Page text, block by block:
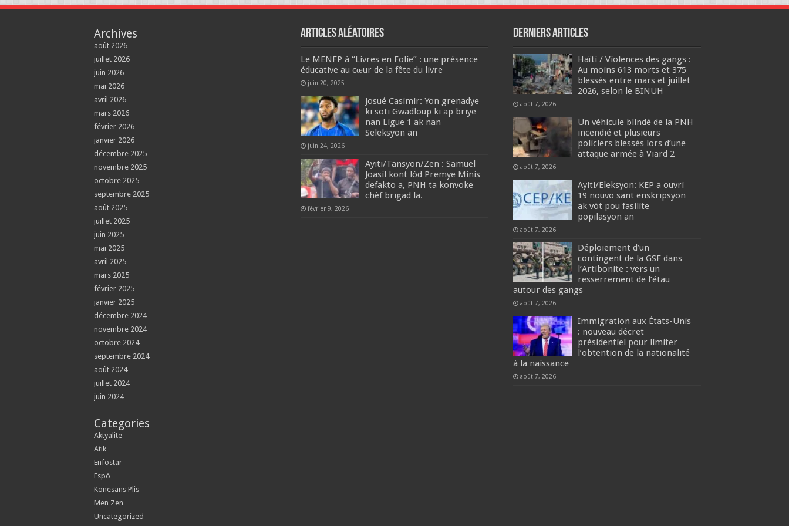
Archives
août 2026
juillet 2026
juin 2026
mai 2026
avril 2026
mars 2026
février 2026
janvier 2026
décembre 2025
novembre 2025
octobre 2025
septembre 2025
août 2025
juillet 2025
juin 2025
mai 2025
avril 2025
mars 2025
février 2025
janvier 2025
décembre 2024
novembre 2024
octobre 2024
septembre 2024
août 2024
juillet 2024
juin 2024
Categories
Aktyalite
Atik
Enfostar
Espò
Konesans Plis
Men Zen
Uncategorized
Articles aléatoires
Le MENFP à “Livres en Folie” : une présence
éducative au cœur de la fête du livre
juin 20, 2025
Josué Casimir: Yon grenadye
ki soti Gwadloup ki ap briye
nan Ligue 1 ak nan
Seleksyon an
juin 24, 2026
Ayiti/Tansyon/Zen : Samuel
Joasil kont lòd Premye Minis
defakto a, PNH ta konvoke
chèf brigad la.
février 9, 2026
Derniers articles
Haïti / Violences des gangs :
Au moins 613 morts et 375
blessés entre mars et juillet
2026, selon le BINUH
août 7, 2026
Un véhicule blindé de la PNH
incendié et plusieurs
policiers blessés lors d’une
attaque armée à Viard 2
août 7, 2026
‎Ayiti/Eleksyon: KEP a ouvri
19 nouvo sant enskripsyon
ak vòt pou fasilite
popilasyon an
août 7, 2026
Déploiement d’un
contingent de la GSF dans
l’Artibonite : vers un
resserrement de l’étau
autour des gangs
août 7, 2026
Immigration aux États-Unis
: nouveau décret
présidentiel pour limiter
l’obtention de la nationalité
à la naissance
août 7, 2026